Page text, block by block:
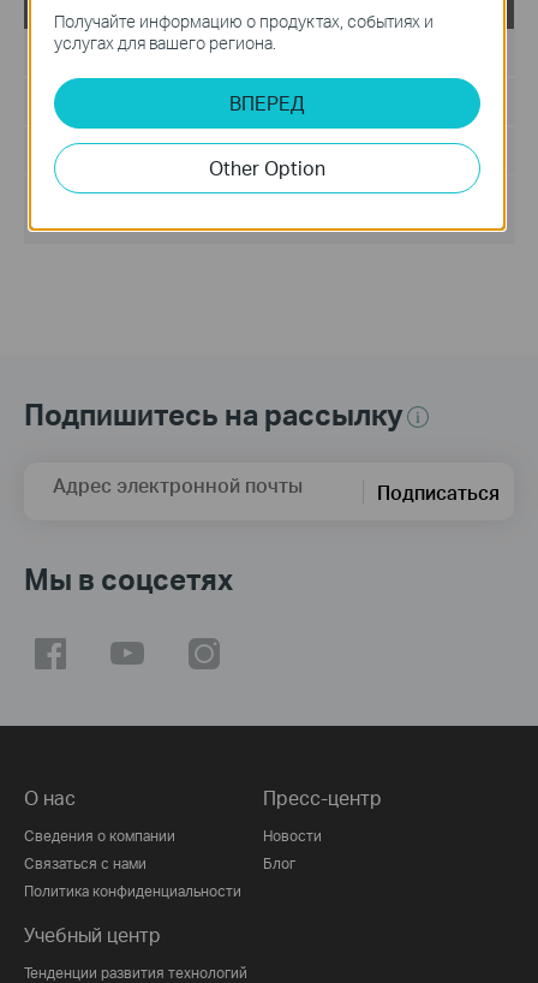
Дата публикации:2017-09-05
Язык:
Размер файла:5.5MB
Операционная система :
Подпишитесь на рассылку
Адрес электронной почты Подписаться
Мы в соцсетях
О нас
Сведения о компании
Связаться с нами
Политика конфиденциальности
Пресс-центр
Новости
Блог
Учебный центр
Тенденции развития технологий
Получайте информацию о продуктах, событиях и
услугах для вашего региона.
ВПЕРЕД
Other Option